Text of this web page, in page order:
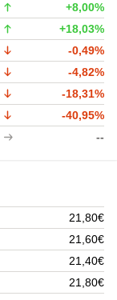
+8,00%
+18,03%
-0,49%
-4,82%
-18,31%
-40,95%
--
21,80€
21,60€
21,40€
21,80€